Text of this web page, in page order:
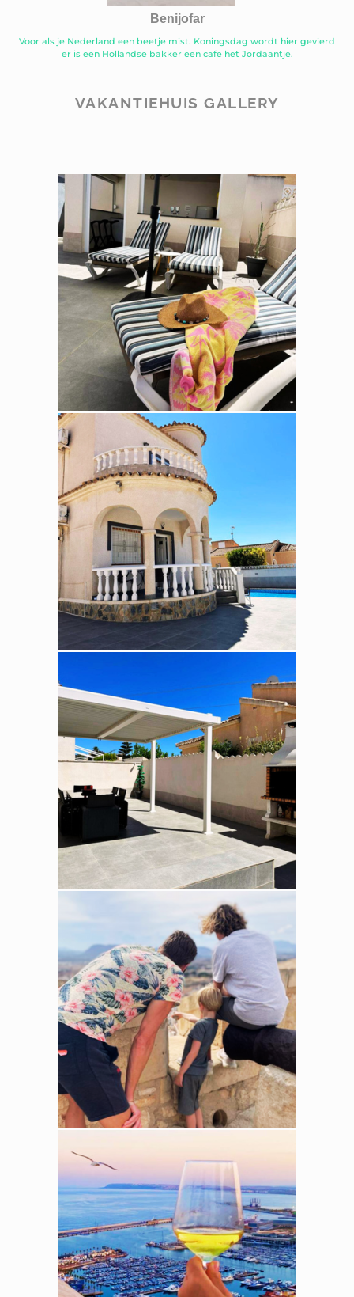
Benijofar
Voor als je Nederland een beetje mist. Koningsdag wordt hier gevierd
er is een Hollandse bakker een cafe het Jordaantje.
VAKANTIEHUIS GALLERY